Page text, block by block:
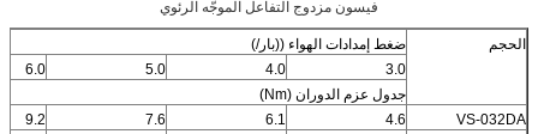
فيسون مزدوج التفاعل الموجّه الرئوي
الحجم
ضغط إمدادات الهواء ((بار/)
3.0
4.0
5.0
6.0
جدول عزم الدوران (Nm)
VS-032DA
4.6
6.1
7.6
9.2